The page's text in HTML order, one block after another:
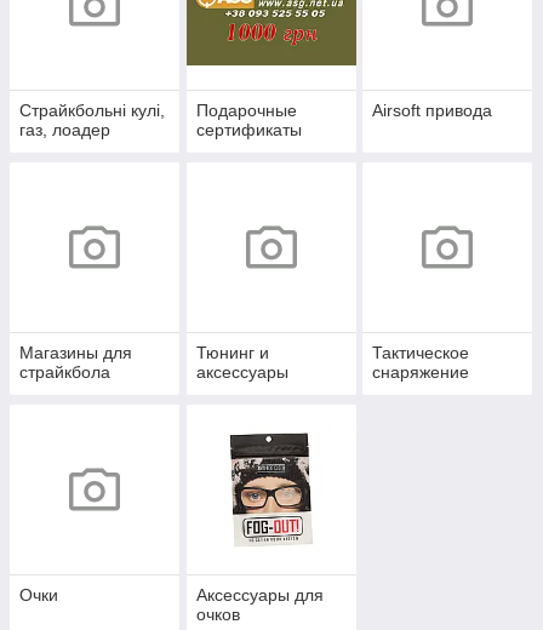
Страйкбольні кулі,
газ, лоадер
Подарочные
сертификаты
Airsoft привода
Магазины для
страйкбола
Тюнинг и
аксессуары
Тактическое
снаряжение
Очки
Аксессуары для
очков